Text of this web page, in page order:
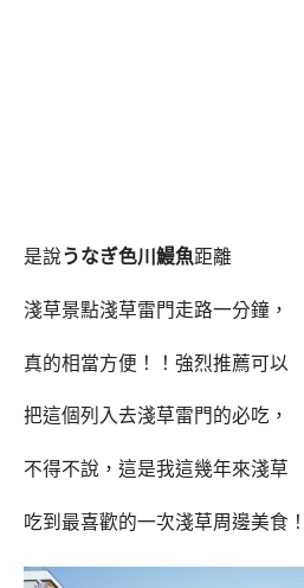
是說うなぎ色川鰻魚距離
淺草景點淺草雷門走路一分鐘，
真的相當方便！！強烈推薦可以
把這個列入去淺草雷門的必吃，
不得不說，這是我這幾年來淺草
吃到最喜歡的一次淺草周邊美食！